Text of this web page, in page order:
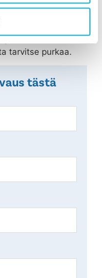
on edullinen ja 3
jonka aikana voitte
tarvitse purkaa.
tästä